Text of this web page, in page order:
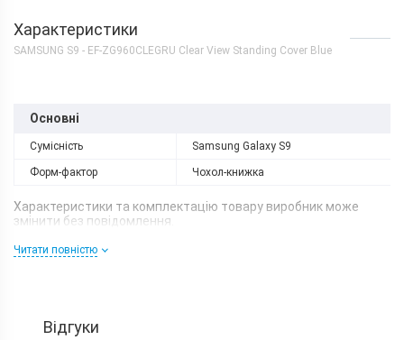
Характеристики
SAMSUNG S9 - EF-ZG960CLEGRU Clear View Standing Cover Blue
Основні
Сумісність Samsung Galaxy S9
Форм-фактор Чохол-книжка
Характеристики та комплектацію товару виробник може
змінити без повідомлення.
Читати повністю
Відгуки